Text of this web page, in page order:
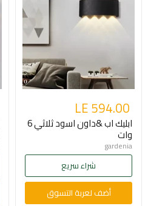
LE 594.00
ابليك اب &داون اسود ثلاثي 6
وات
gardenia
شراء سريع
أضف لعربة التسوق